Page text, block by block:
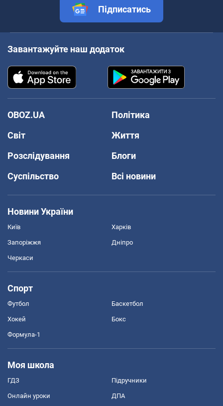
Підписатись
Завантажуйте наш додаток
OBOZ.UA
Політика
Світ
Життя
Розслідування
Блоги
Суспільство
Всі новини
Новини України
Київ Харків
Запоріжжя Дніпро
Черкаси
Спорт
Футбол Баскетбол
Хокей Бокс
Формула-1
Моя школа
ГДЗ Підручники
Онлайн уроки ДПА